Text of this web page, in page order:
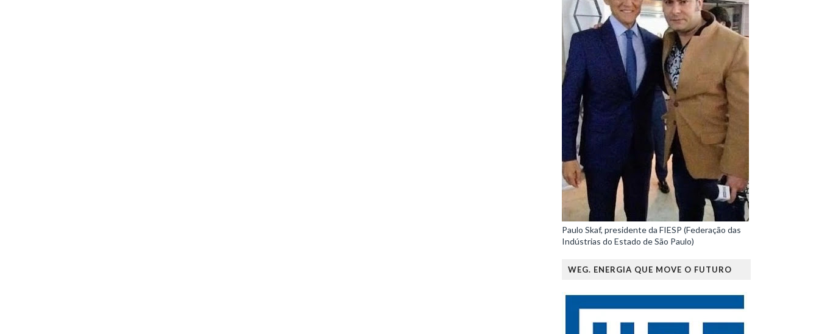
Paulo Skaf, presidente da FIESP (Federação das
Indústrias do Estado de São Paulo)
WEG. ENERGIA QUE MOVE O FUTURO